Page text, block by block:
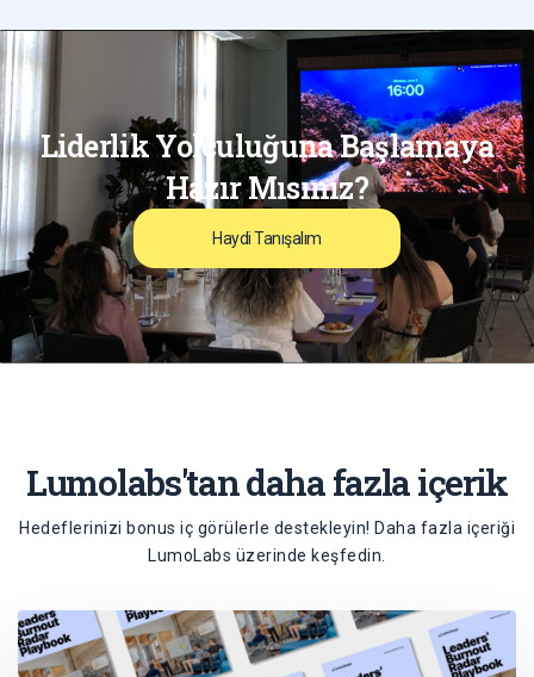
Liderlik Yolculuğuna Başlamaya
Hazır Mısınız?
Haydi Tanışalım
Lumolabs'tan daha fazla içerik
Hedeflerinizi bonus iç görülerle destekleyin! Daha fazla içeriği
LumoLabs üzerinde keşfedin.